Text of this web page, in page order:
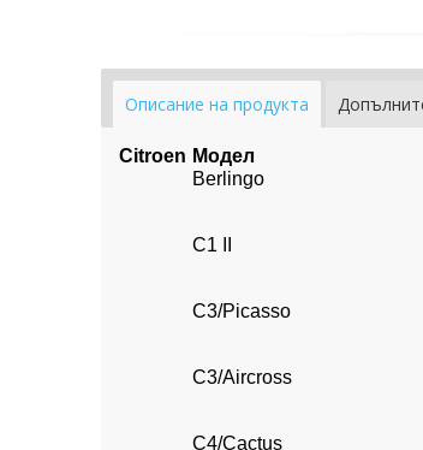
Описание на продукта
Citroen Модел
Berlingo
C1 II
C3/Picasso
C3/Aircross
C4/Cactus